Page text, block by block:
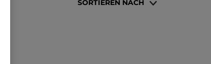
SORTIEREN NACH